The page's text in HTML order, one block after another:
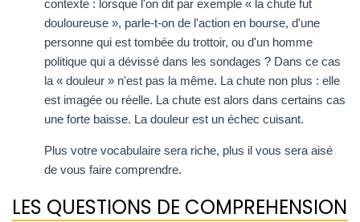
contexte : lorsque l'on dit par exemple « la chute fut
douloureuse », parle-t-on de l'action en bourse, d'une
personne qui est tombée du trottoir, ou d'un homme
politique qui a dévissé dans les sondages ? Dans ce cas
la « douleur » n'est pas la même. La chute non plus : elle
est imagée ou réelle. La chute est alors dans certains cas
une forte baisse. La douleur est un échec cuisant.
Plus votre vocabulaire sera riche, plus il vous sera aisé
de vous faire comprendre.
LES QUESTIONS DE COMPREHENSION